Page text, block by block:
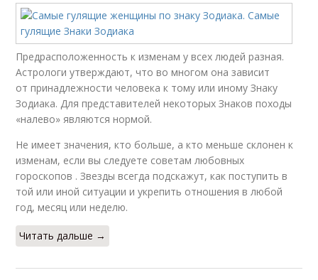
Предрасположенность к изменам у всех людей разная.
Астрологи утверждают, что во многом она зависит
от принадлежности человека к тому или иному Знаку
Зодиака. Для представителей некоторых Знаков походы
«налево» являются нормой.
Не имеет значения, кто больше, а кто меньше склонен к
изменам, если вы следуете советам любовных
гороскопов . Звезды всегда подскажут, как поступить в
той или иной ситуации и укрепить отношения в любой
год, месяц или неделю.
Читать дальше →